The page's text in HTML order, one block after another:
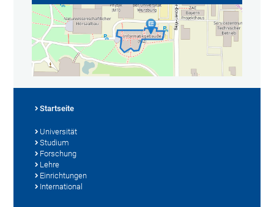
Startseite
Universität
Studium
Forschung
Lehre
Einrichtungen
International